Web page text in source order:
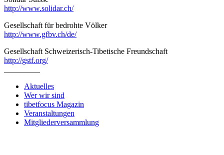
http://www.solidar.ch/
Gesellschaft für bedrohte Völker
http://www.gfbv.ch/de/
Gesellschaft Schweizerisch-Tibetische Freundschaft
http://gstf.org/
Aktuelles
Wer wir sind
tibetfocus Magazin
Veranstaltungen
Mitgliederversammlung